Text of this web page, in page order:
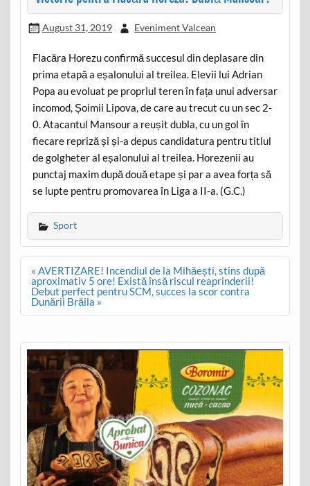
August 31, 2019 Eveniment Valcean
Flacăra Horezu confirmă succesul din deplasare din
prima etapă a eșalonului al treilea. Elevii lui Adrian
Popa au evoluat pe propriul teren în fața unui adversar
incomod, Șoimii Lipova, de care au trecut cu un sec 2-
0. Atacantul Mansour a reușit dubla, cu un gol în
fiecare repriză și și-a depus candidatura pentru titlul
de golgheter al eșalonului al treilea. Horezenii au
punctaj maxim după două etape și par a avea forța să
se lupte pentru promovarea în Liga a II-a. (G.C.)
Sport
Post
navigation
« AVERTIZARE! Incendiul de la Mihăești, stins după
aproximativ 5 ore! Există însă riscul reaprinderii!
Debut perfect pentru SCM, succes la scor contra
Dunării Brăila »